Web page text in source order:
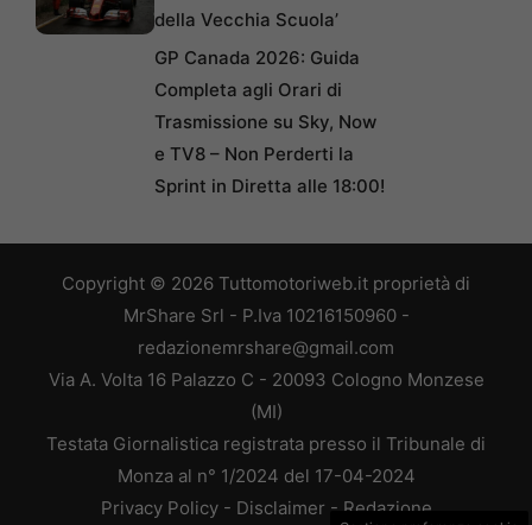
della Vecchia Scuola’
GP Canada 2026: Guida
Completa agli Orari di
Trasmissione su Sky, Now
e TV8 – Non Perderti la
Sprint in Diretta alle 18:00!
Copyright © 2026 Tuttomotoriweb.it proprietà di
MrShare Srl - P.Iva 10216150960 -
redazionemrshare@gmail.com
Via A. Volta 16 Palazzo C - 20093 Cologno Monzese
(MI)
Testata Giornalistica registrata presso il Tribunale di
Monza al n° 1/2024 del 17-04-2024
Privacy Policy- Disclaimer - Redazione